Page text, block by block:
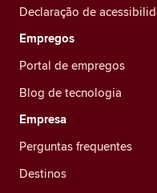
Declaração de
Empregos
Portal de empregos
Blog de tecnologia
Empresa
Perguntas frequentes
Destinos